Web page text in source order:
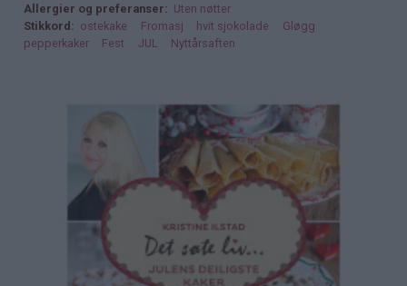
Allergier og preferanser
Uten nøtter
Stikkord
ostekake Fromasj hvit sjokolade
Gløgg
pepperkaker
Fest JUL Nyttårsaften